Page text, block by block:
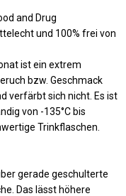
and Drug
und 100% frei von
ist ein extrem
bzw. Geschmack
verfärbt sich nicht. Es ist
von -135°C bis
Trinkflaschen.
gerade geschulterte
Das lässt höhere